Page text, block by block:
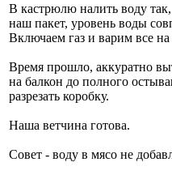
В кастрюлю налить воду
наш пакет, уровень воды
Включаем газ и варим все
Время прошло, аккуратно
на балкон до полного
разрезать коробку.
Наша ветчина готова.
Совет - воду в мясо не